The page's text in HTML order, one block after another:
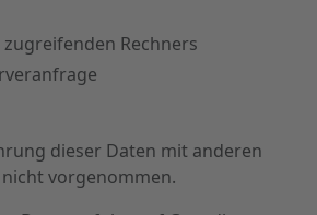
Rechners
dieser Daten mit anderen
vorgenommen.